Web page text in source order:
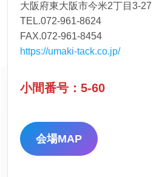
大阪府東大阪市今米2丁目3-27
TEL.072-961-8624
FAX.072-961-8454
https://umaki-tack.co.jp/
小間番号：5-60
会場MAP